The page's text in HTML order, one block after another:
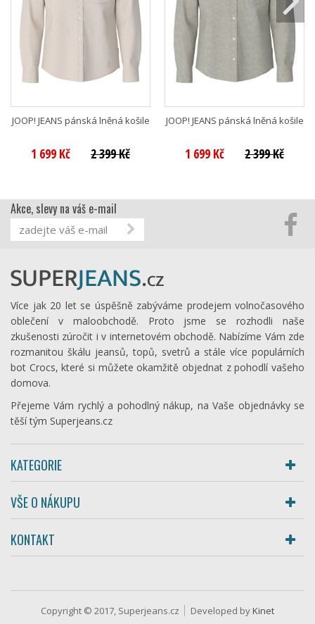
JOOP! JEANS pánská lněná košile
1 699 Kč 2 399 Kč
JOOP! JEANS pánská lněná košile
1 699 Kč 2 399 Kč
Akce, slevy na váš e-mail
Více jak 20 let se úspěšně zabýváme prodejem volnočasového
oblečení v maloobchodě. Proto jsme se rozhodli naše
zkušenosti zúročit i v internetovém obchodě. Nabízíme Vám zde
rozmanitou škálu jeansů, topů, svetrů a stále více populárních
bot Crocs, které si můžete okamžitě objednat z pohodlí vašeho
domova.
Přejeme Vám rychlý a pohodlný nákup, na Vaše objednávky se
těší tým Superjeans.cz
KATEGORIE
VŠE O NÁKUPU
KONTAKT
Copyright © 2017, Superjeans.cz Developed by Kinet